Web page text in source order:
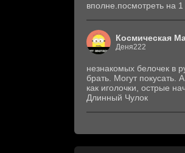
вполне.посмотреть на 1
Космическая
Деня222
незнакомых белочек в
брать. Могут покусать.
как иголочки, острые
Длинный Чулок